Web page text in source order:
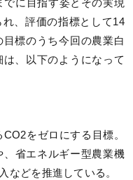
に目指す姿とその実現
、評価の指標として14
標のうち今回の農業白
、以下のようになって
をゼロにする目標。
省エネルギー型農業機
などを推進している。